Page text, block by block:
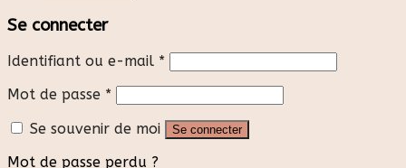
Se connecter
Identifiant ou e-mail *
Mot de passe *
Se souvenir de moi
Se connecter
Mot de passe perdu ?